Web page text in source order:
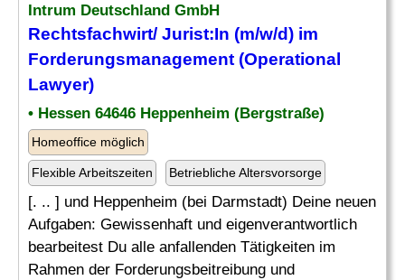
Intrum Deutschland GmbH
Rechtsfachwirt/ Jurist:In (m/w/d) im
Forderungsmanagement (Operational
Lawyer)
• Hessen 64646 Heppenheim (Bergstraße)
Homeoffice möglich
Flexible Arbeitszeiten Betriebliche Altersvorsorge
[. .. ] und Heppenheim (bei Darmstadt) Deine neuen
Aufgaben: Gewissenhaft und eigenverantwortlich
bearbeitest Du alle anfallenden Tätigkeiten im
Rahmen der Forderungsbeitreibung und